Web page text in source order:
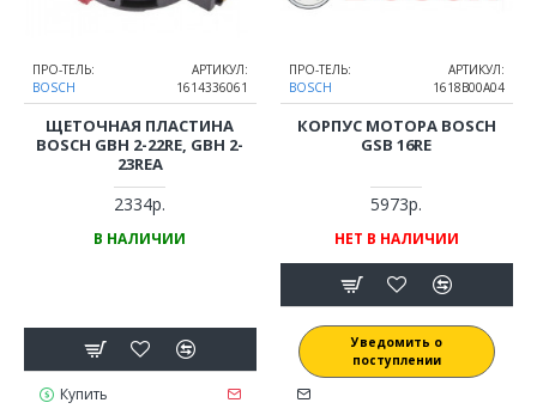
ПРО-ТЕЛЬ:
BOSCH
АРТИКУЛ:
1614336061
ЩЕТОЧНАЯ ПЛАСТИНА
BOSCH GBH 2-22RE, GBH 2-
23REA
2334р.
В НАЛИЧИИ
Купить
ПРО-ТЕЛЬ:
BOSCH
АРТИКУЛ:
1618B00A04
КОРПУС МОТОРА BOSCH
GSB 16RE
5973р.
НЕТ В НАЛИЧИИ
Уведомить о
поступлении